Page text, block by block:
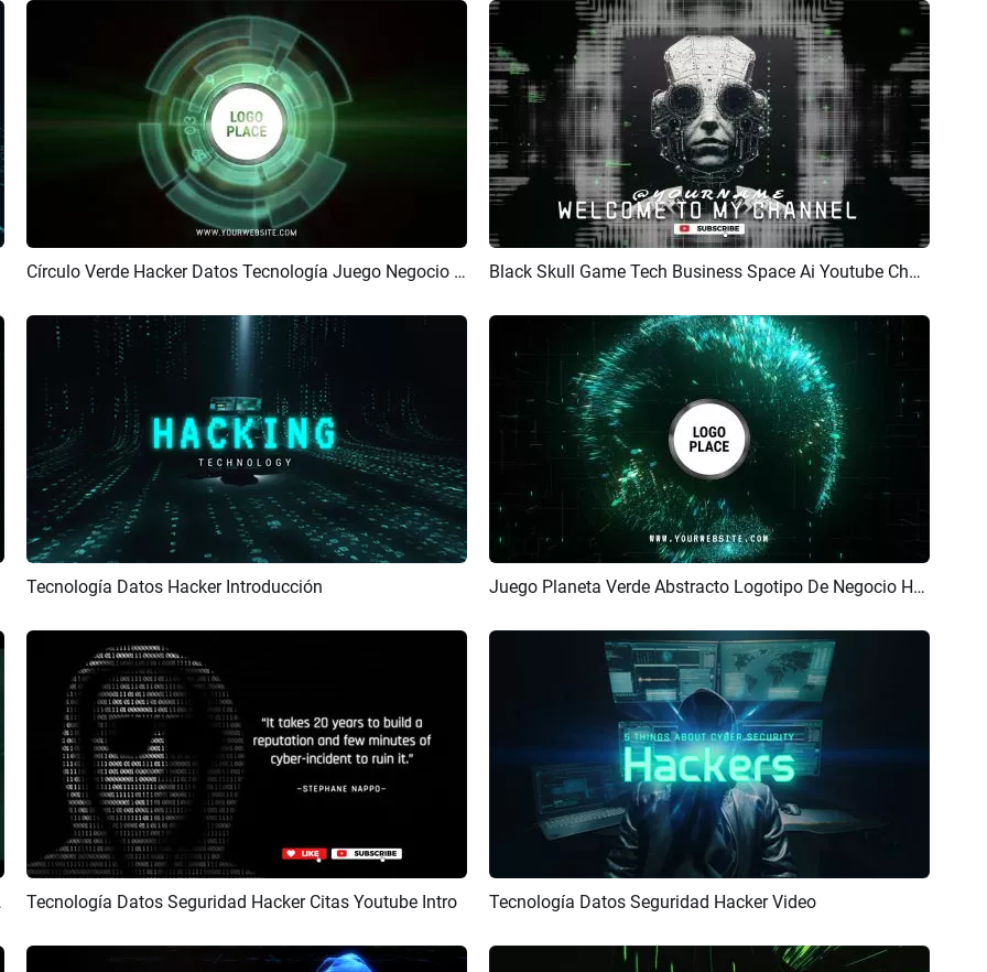
Previsualizar Personalizar Círculo Verde Hacker Datos Tecnología Juego Negocio Logotipo Introducción Final Previsualizar Crear IA Black Skull Game Tech Business Space Ai Youtube Channel Introducción Final
Previsualizar Personalizar
Tecnología Datos Hacker Introducción Previsualizar Personalizar Juego Planeta Verde Abstracto Logotipo De Negocio Hacker De Alta Tecnología Introducción Final
Outro Previsualizar Crear IA
Tecnología Datos Seguridad Hacker Citas Youtube Intro Previsualizar Crear IA
Tecnología Datos Seguridad Hacker Video